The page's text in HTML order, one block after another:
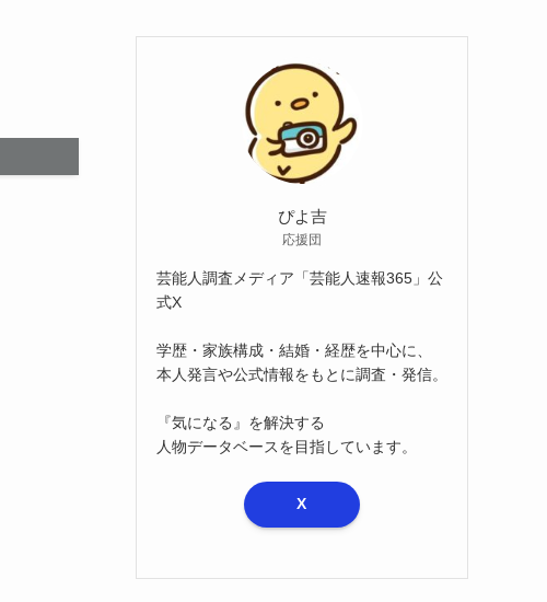
ぴよ吉
応援団
芸能人調査メディア「芸能人速報365」公
式X
学歴・家族構成・結婚・経歴を中心に、
本人発言や公式情報をもとに調査・発信。
『気になる』を解決する
人物データベースを目指しています。
X